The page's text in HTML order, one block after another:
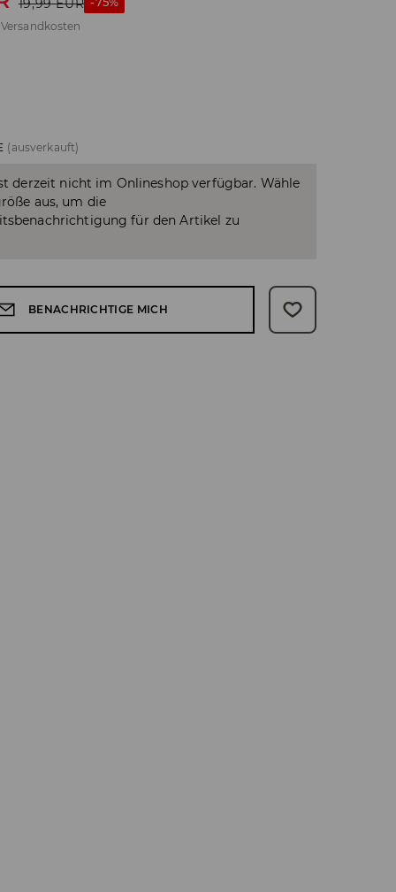
19,99 EUR
Versandkosten
(ausverkauft)
derzeit nicht im Onlineshop verfügbar. Wähle
aus, um die
für den Artikel zu
BENACHRICHTIGE MICH